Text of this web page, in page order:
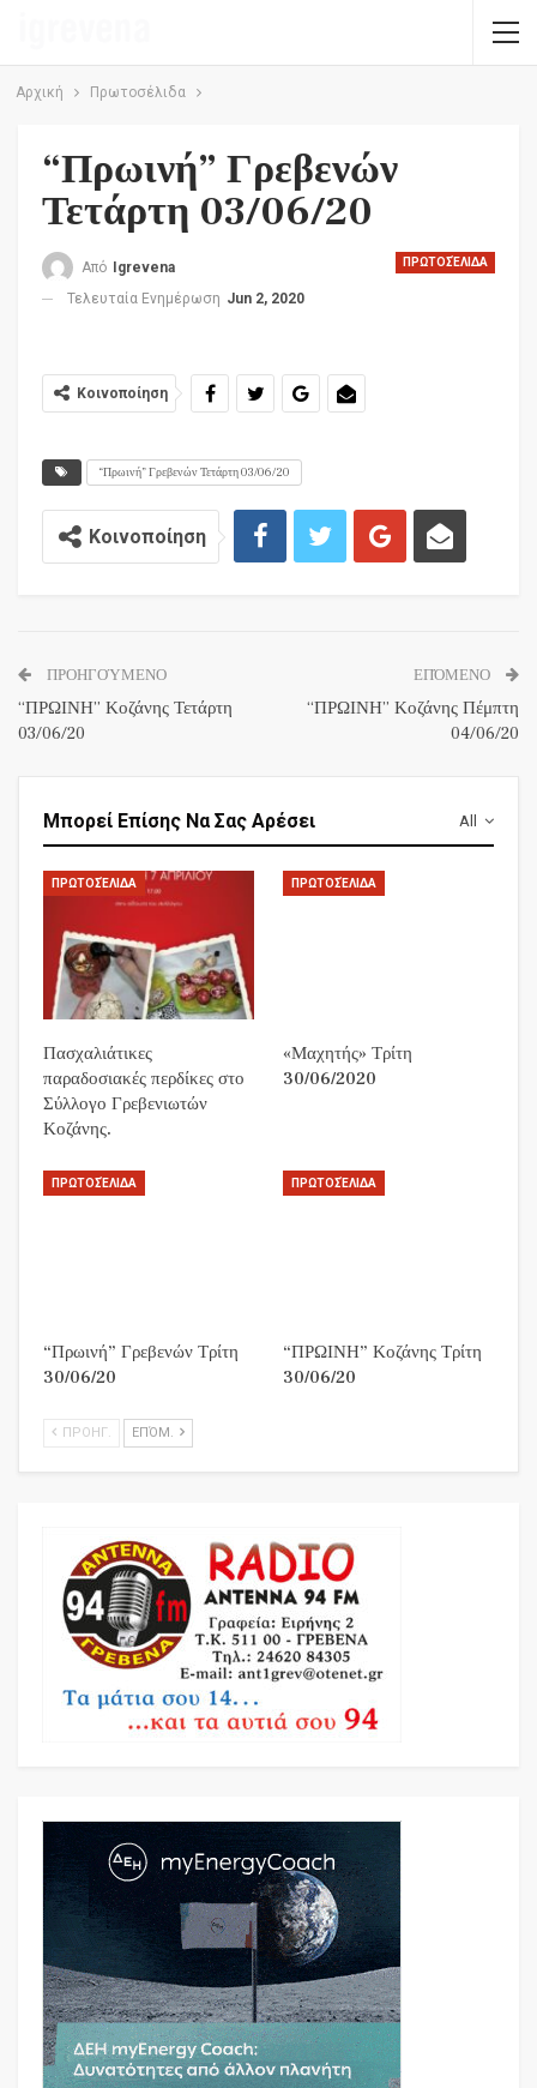
Αρχική Πρωτοσέλιδα
“Πρωινή” Γρεβενών
Τετάρτη 03/06/20
ΠΡΩΤΟΣΈΛΙΔΑ
Από Igrevena
Τελευταία Ενημέρωση Jun 2, 2020
Κοινοποίηση
“Πρωινή” Γρεβενών Τετάρτη 03/06/20
Κοινοποίηση
ΠΡΟΗΓΟΎΜΕΝΟ
“ΠΡΩΙΝΗ” Κοζάνης Τετάρτη
03/06/20
ΕΠΌΜΕΝΟ
“ΠΡΩΙΝΗ” Κοζάνης Πέμπτη
04/06/20
All
Μπορεί Επίσης Να Σας Αρέσει
ΠΡΩΤΟΣΈΛΙΔΑ
Πασχαλιάτικες
παραδοσιακές περδίκες στο
Σύλλογο Γρεβενιωτών
Κοζάνης.
ΠΡΩΤΟΣΈΛΙΔΑ
«Μαχητής» Τρίτη
30/06/2020
ΠΡΩΤΟΣΈΛΙΔΑ
“Πρωινή” Γρεβενών Τρίτη
30/06/20
ΠΡΩΤΟΣΈΛΙΔΑ
“ΠΡΩΙΝΗ” Κοζάνης Τρίτη
30/06/20
ΠΡΟΗΓ. ΕΠΌΜ.